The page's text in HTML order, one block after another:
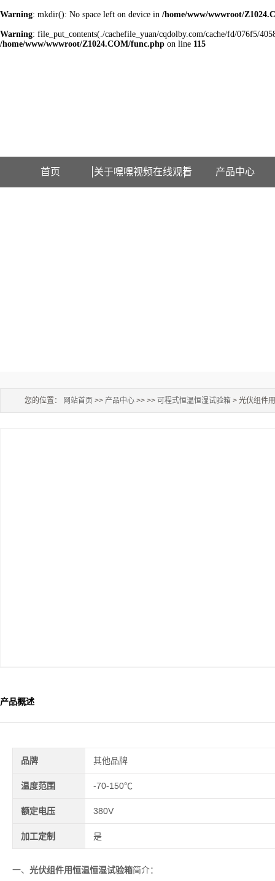
Warning: mkdir(): No space left on device in /home/www/wwwroot/
Warning: file_put_contents(./cachefile_yuan/cqdolby.com/cache/fd/076f5/
/home/www/wwwroot/Z1024.COM/func.php on line 115
首页 关于嘿嘿视频在线观看 产品中心
您的位置： 网站首页 >> 产品中心 >> >> 可程式恒温恒湿试验箱 > 光伏组件
产品概述
品牌 其他品牌
温度范围 -70-150℃
额定电压 380V
加工定制 是
一、 光伏组件用恒温恒湿试验箱简介：